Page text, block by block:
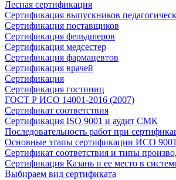
Лесная сертификация
Сертификация выпускников
Сертификация поставщиков
Сертификация фельдшеров
Сертификация медсестер
Сертификация фармацевтов
Сертификация врачей
Сертификация
Сертификация гостиниц
ГОСТ Р ИСО 14001-2016 (2007)
Сертификат соответствия
Сертификация ISO 9001 и аудит СМК
Последовательность работ при
Основные этапы сертификации ИСО 9001
Сертификат соответствия и типы
Сертификация Казань и ее место в
Выбираем вид сертификата